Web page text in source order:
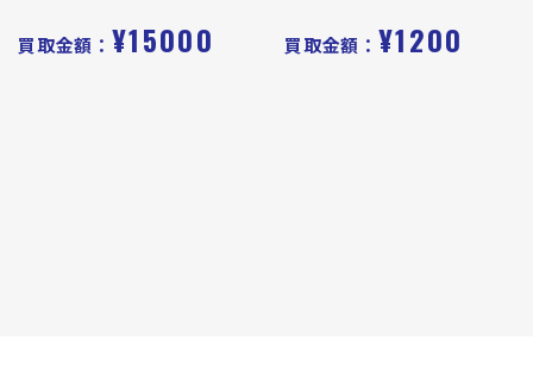
買取金額： ¥15000 買取金額： ¥1200